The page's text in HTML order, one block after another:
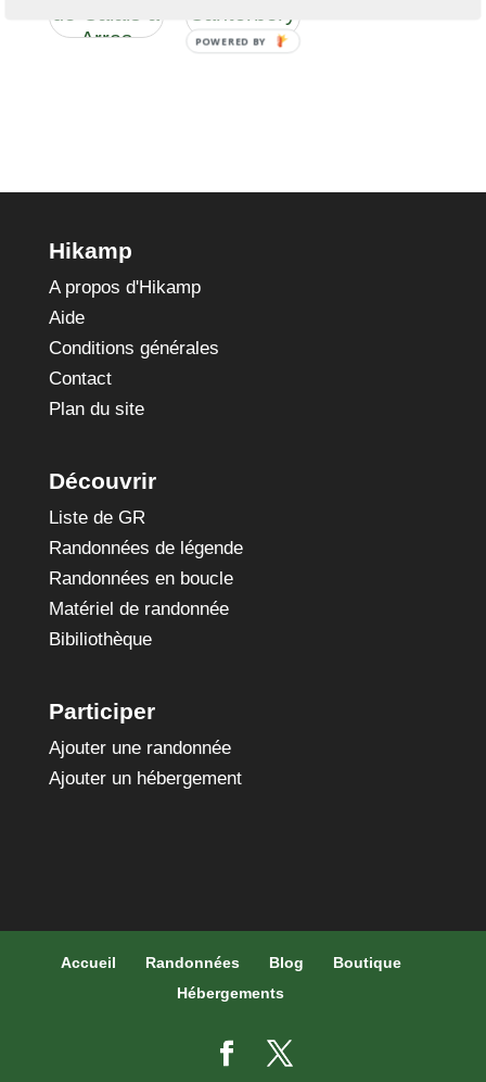
Arras
à Rome
Hikamp
A propos d'Hikamp
Aide
Conditions générales
Contact
Plan du site
Découvrir
Liste de GR
Randonnées de légende
Randonnées en boucle
Matériel de randonnée
Bibiliothèque
Participer
Ajouter une randonnée
Ajouter un hébergement
Accueil Randonnées Blog
Boutique
Hébergements
POWERED BY